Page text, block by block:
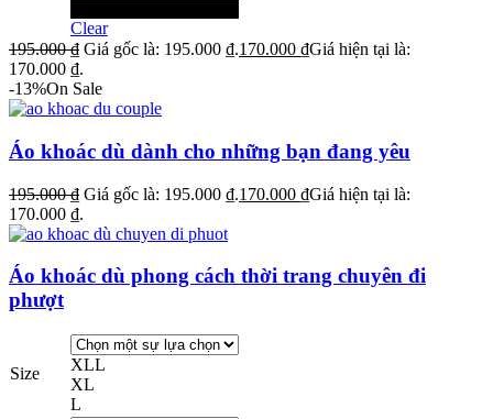
Clear
195.000₫ Giá gốc là: 195.000 ₫.170.000 ₫Giá hiện tại là:
170.000 ₫.
-13%On Sale
Áo khoác dù dành cho những bạn đang yêu
195.000₫ Giá gốc là: 195.000 ₫.170.000 ₫Giá hiện tại là:
170.000 ₫.
Áo khoác dù phong cách thời trang chuyên đi
phượt
Size XLL
XL
L